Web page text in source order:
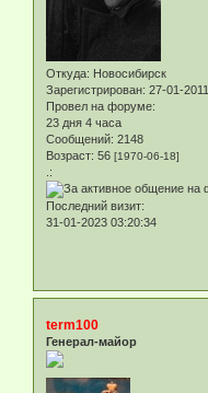
Откуда: Новосибирск
Зарегистрирован: 27-01-2011
Провел на форуме:
23 дня 4 часа
Сообщений: 2148
Возраст: 56 [1970-06-18]
.:
Последний визит:
31-01-2023 03:20:34
term100
Генерал-майор